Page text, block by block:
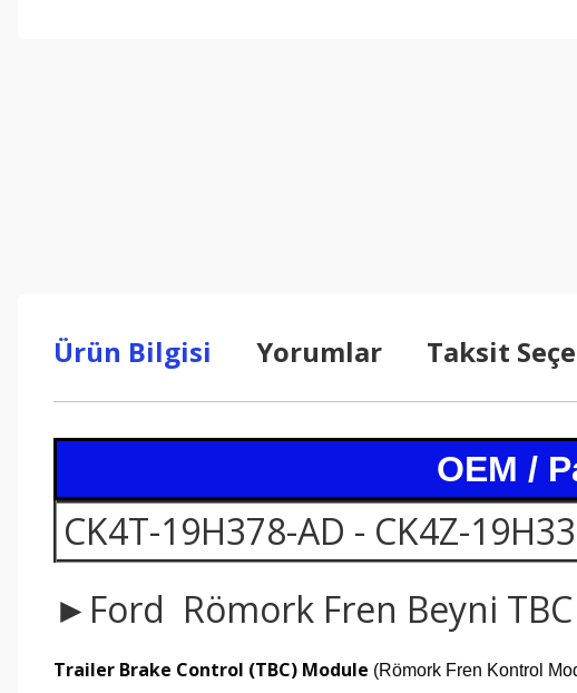
Ürün Bilgisi Yorumlar Taksit
OEM /
CK4T-19H378-AD - CK4Z-
►Ford Römork Fren Beyni
Trailer Brake Control (TBC) Module (Römork Fren Kontrol